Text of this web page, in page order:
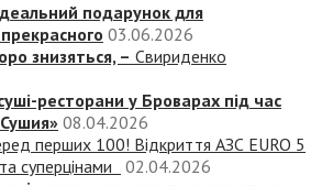
подарунок для
03.06.2026
знизяться, – Свириденко
ресторани у Броварах під час
08.04.2026
перших 100! Відкриття АЗС EURO 5
суперцінами
02.04.2026